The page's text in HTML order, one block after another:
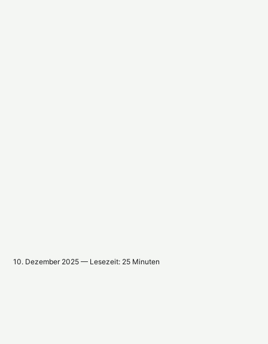
10. Dezember 2025 — Lesezeit: 25 Minuten